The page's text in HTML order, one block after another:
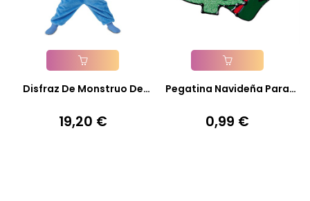
Añadir A La Cesta
Disfraz De Monstruo De
Precio
19,20 €
Añadir A La Cesta
Pegatina Navideña Para
Precio
0,99 €